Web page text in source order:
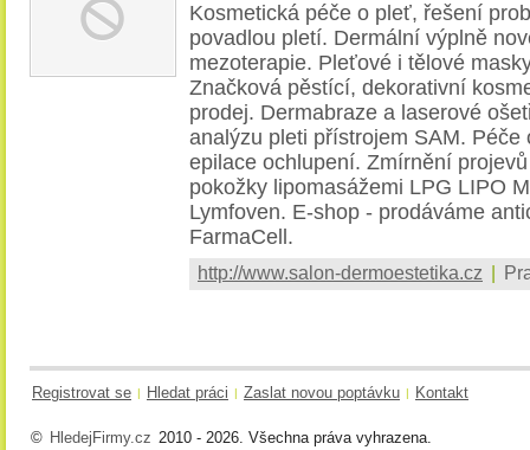
Kosmetická péče o pleť, řešení
povadlou pletí. Dermální výplně
mezoterapie. Pleťové i tělové
Značková pěstící, dekorativní
prodej. Dermabraze a laserové
analýzu pleti přístrojem SAM. Péče
epilace ochlupení. Zmírnění
pokožky lipomasážemi LPG LIPO
Lymfoven. E-shop - prodáváme
FarmaCell.
http://www.salon-dermoestetika.cz
Registrovat se Hledat práci Zaslat novou poptávku Kontakt
© HledejFirmy.cz 2010 - 2026. Všechna práva vyhrazena.